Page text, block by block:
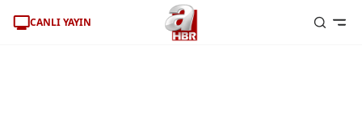
CANLI YAYIN